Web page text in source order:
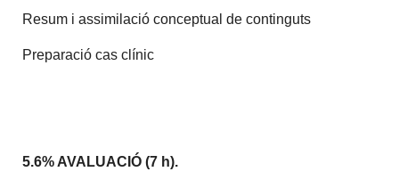
Resum i assimilació conceptual de continguts
Preparació cas clínic
5.6% AVALUACIÓ (7 h).